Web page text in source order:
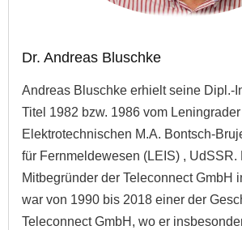
Dr. Andreas Bluschke
Andreas Bluschke erhielt seine Dipl.-
Titel 1982 bzw. 1986 vom Leningrader
Elektrotechnischen M.A. Bontsch-
für Fernmeldewesen (LEIS) , UdSSR.
Mitbegründer der Teleconnect GmbH
war von 1990 bis 2018 einer der
Teleconnect GmbH, wo er